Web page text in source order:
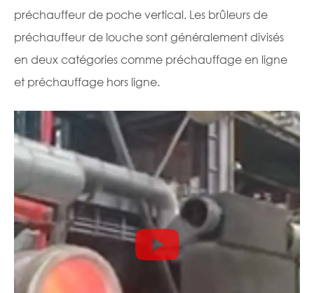
préchauffeur de poche vertical. Les brûleurs de
préchauffeur de louche sont généralement divisés
en deux catégories comme préchauffage en ligne
et préchauffage hors ligne.
